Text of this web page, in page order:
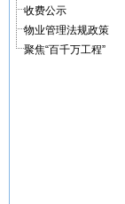
收费公示
物业管理法规政策
聚焦“百千万工程”